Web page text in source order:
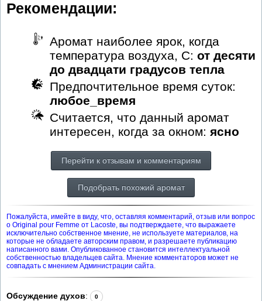
Рекомендации:
Аромат наиболее ярок, когда
температура воздуха, С: от десяти
до двадцати градусов тепла
Предпочтительное время суток:
любое_время
Считается, что данный аромат
интересен, когда за окном: ясно
Перейти к отзывам и комментариям
Подобрать похожий аромат
Пожалуйста, имейте в виду, что, оставляя комментарий, отзыв или вопрос
о Original pour Femme от Lacoste, вы подтверждаете, что выражаете
исключительно собственное мнение, не используете материалов, на
которые не обладаете авторским правом, и разрешаете публикацию
написанного вами. Опубликованное становится интеллектуальной
собственностью владельцев сайта. Мнение комментаторов может не
совпадать с мнением Администрации сайта.
Обсуждение духов: 0